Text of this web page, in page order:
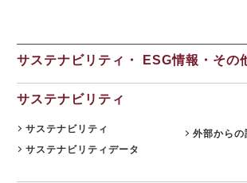
サステナビリティ・ ESG情報・その
サステナビリティ
サステナビリティ
サステナビリティデータ
外部からの